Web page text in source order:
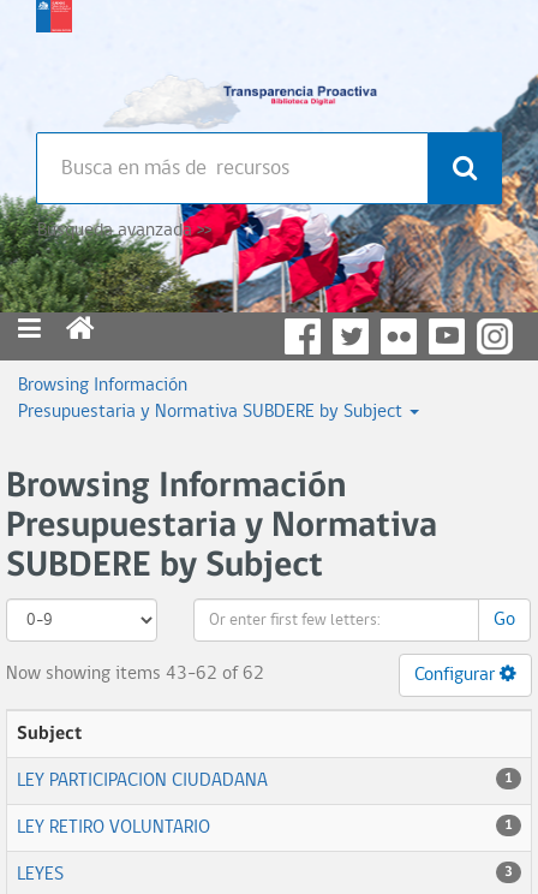
Búsqueda avanzada >>
Browsing Información
Presupuestaria y Normativa SUBDERE by Subject
Browsing Información
Presupuestaria y Normativa
SUBDERE by Subject
Go
Now showing items 43-62 of 62 Configurar
Subject
LEY PARTICIPACION CIUDADANA 1
LEY RETIRO VOLUNTARIO 1
LEYES 3